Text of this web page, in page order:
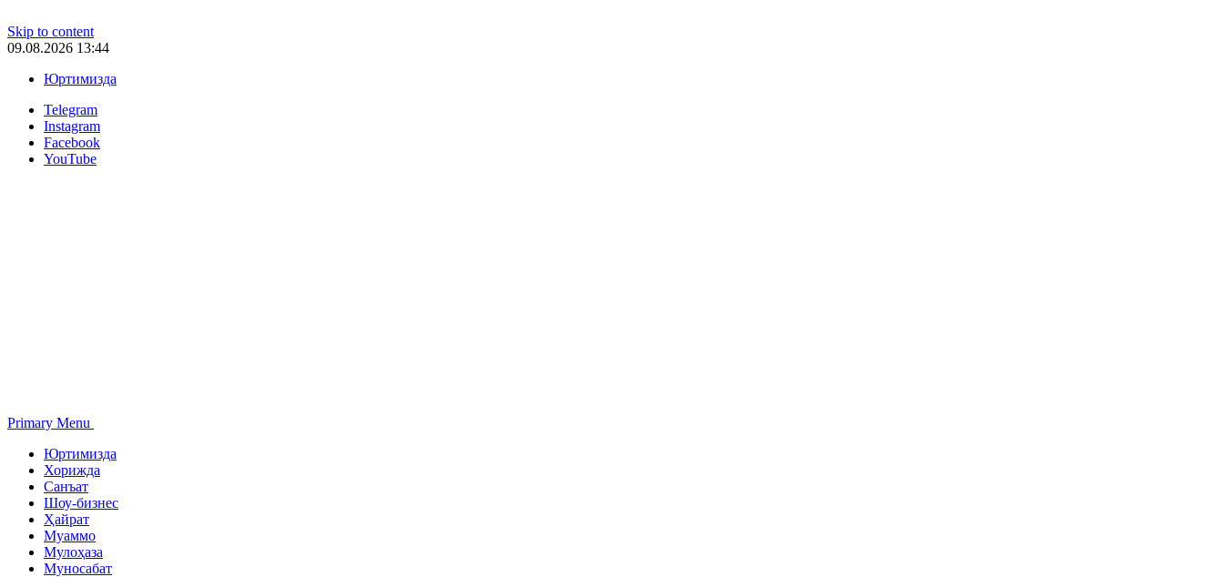
Skip to content
09.08.2026 13:44
Юртимизда
Telegram
Instagram
Facebook
YouTube
Primary Menu
Юртимизда
Хорижда
Санъат
Шоу-бизнес
Ҳайрат
Муаммо
Мулоҳаза
Муносабат